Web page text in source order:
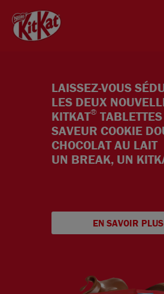
LAISSEZ-VOUS
LES DEUX
KITKAT® TABLETTES
SAVEUR COOKIE
CHOCOLAT AU LAIT
UN BREAK, UN
EN SAVOIR PLUS